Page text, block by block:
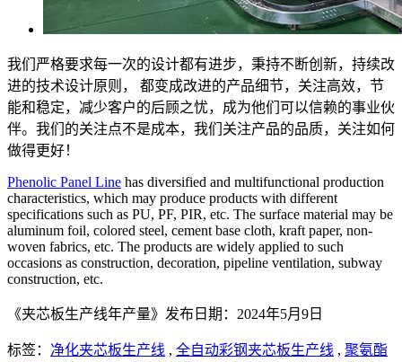
我们严格要求每一次的设计都有进步，秉持不断创新，持续改
进的技术设计原则， 都变成改进的产品细节，关注高效，节
能和稳定，减少客户的后顾之忧，成为他们可以信赖的事业伙
伴。我们的关注点不是成本，我们关注产品的品质，关注如何
做得更好！
Phenolic Panel Line has diversified and multifunctional production
characteristics, which may produce products with different
specifications such as PU, PF, PIR, etc. The surface material may be
aluminum foil, colored steel, cement base cloth, kraft paper, non-
woven fabrics, etc. The products are widely applied to such
occasions as construction, decoration, pipeline ventilation, subway
construction, etc.
《夹芯板生产线年产量》发布日期：2024年5月9日
标签： 净化夹芯板生产线 , 全自动彩钢夹芯板生产线 , 聚氨酯